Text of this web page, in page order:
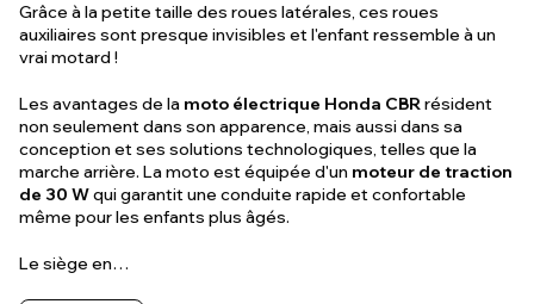
Grâce à la petite taille des roues latérales, ces roues
auxiliaires sont presque invisibles et l'enfant ressemble à un
vrai motard !
Les avantages de la moto électrique Honda CBRrésident
non seulement dans son apparence, mais aussi dans sa
conception et ses solutions technologiques, telles que la
marche arrière. La moto est équipée d'un moteur de traction
de 30 Wqui garantit une conduite rapide et confortable
même pour les enfants plus âgés.
Le siège en…